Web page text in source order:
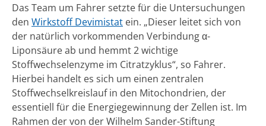
Das Team um Fahrer setzte für die Untersuchungen
den Wirkstoff Devimistat ein. „Dieser leitet sich von
der natürlich vorkommenden Verbindung α-
Liponsäure ab und hemmt 2 wichtige
Stoffwechselenzyme im Citratzyklus“, so Fahrer.
Hierbei handelt es sich um einen zentralen
Stoffwechselkreislauf in den Mitochondrien, der
essentiell für die Energiegewinnung der Zellen ist. Im
Rahmen der von der Wilhelm Sander-Stiftung